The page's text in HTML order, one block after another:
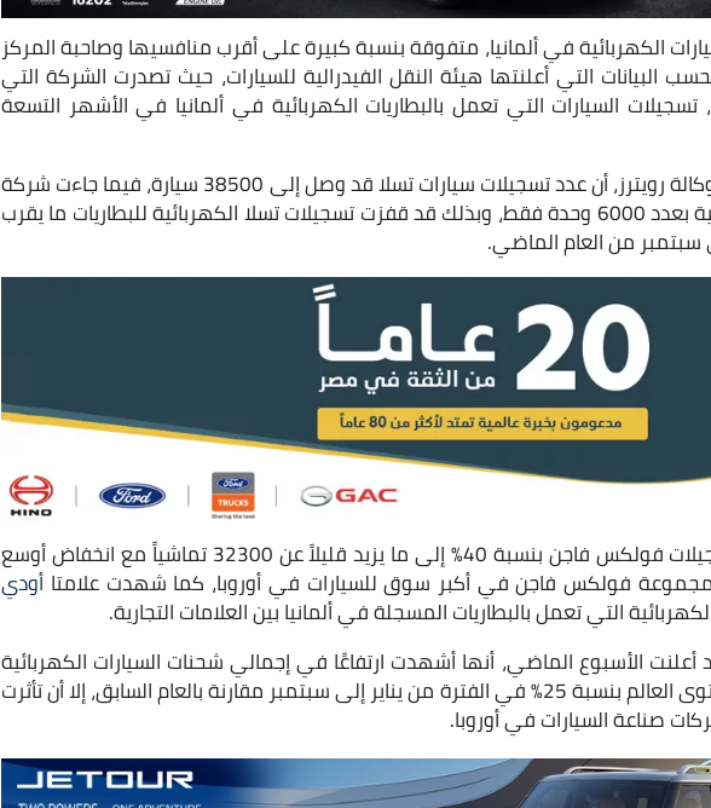
الكهربائية في ألمانيا، متفوقة بنسبة كبيرة على أقرب منافسيها وصاحبة المركز
البيانات التي أعلنتها هيئة النقل الفيدرالية للسيارات، حيث تصدرت الشركة التي
تسجيلات السيارات التي تعمل بالبطاريات الكهربائية في ألمانيا في الأشهر التسعة
وجاء في البيانات التي نشرتها وكالة رويترز، أن عدد تسجيلات سيارات تسلا قد وصل إلى 38500 سيارة، فيما جاءت شركة
فولكس فاجن في المرتبة الثانية بعدد 6000 وحدة فقط، وبذلك قد قفزت تسجيلات تسلا الكهربائية للبطاريات ما يقرب
وفي الوقت ذاته، انخفضت تسجيلات فولكس فاجن بنسبة 40% إلى ما يزيد قليلاً عن 32300 تماشياً مع انخفاض أوسع
فولكس فاجن في أكبر سوق للسيارات في أوروبا، كما شهدت علامتا أودي
التي تعمل بالبطاريات المسجلة في ألمانيا بين العلامات التجارية.
الأسبوع الماضي، أنها أشهدت ارتفاعًا في إجمالي شحنات السيارات الكهربائية
التي تعمل بالبطاريات على مستوى العالم بنسبة 25% في الفترة من يناير إلى سبتمبر مقارنة بالعام السابق، إلا أن تأثرت
صناعة السيارات في أوروبا.